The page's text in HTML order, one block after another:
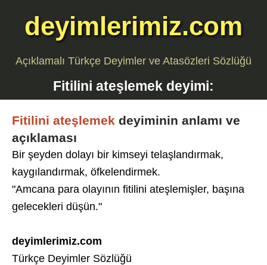
deyimlerimiz.com
Açıklamalı Türkçe Deyimler ve Atasözleri Sözlüğü
Fitilini ateşlemek deyimi:
Fitilini ateşlemek deyiminin anlamı ve
açıklaması
Bir şeyden dolayı bir kimseyi telaşlandırmak,
kaygılandırmak, öfkelendirmek.
"Amcana para olayının fitilini ateşlemişler, başına
gelecekleri düşün."
deyimlerimiz.com
Türkçe Deyimler Sözlüğü